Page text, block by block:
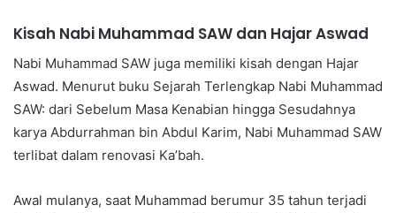
Kisah Nabi Muhammad SAW dan Hajar Aswad
Nabi Muhammad SAW juga memiliki kisah dengan Hajar
Aswad. Menurut buku Sejarah Terlengkap Nabi Muhammad
SAW: dari Sebelum Masa Kenabian hingga Sesudahnya
karya Abdurrahman bin Abdul Karim, Nabi Muhammad SAW
terlibat dalam renovasi Ka’bah.
Awal mulanya, saat Muhammad berumur 35 tahun terjadi